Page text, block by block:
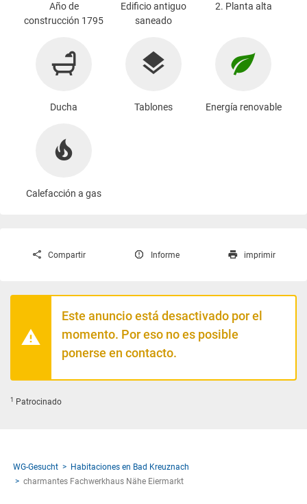
Año de
construcción 1795
Edificio antiguo
saneado
2. Planta alta
Ducha Tablones Energía renovable
Calefacción a gas
Compartir Informe imprimir
Este anuncio está desactivado por el
momento. Por eso no es posible
ponerse en contacto.
1 Patrocinado
WG-Gesucht
Habitaciones en Bad Kreuznach
charmantes Fachwerkhaus Nähe Eiermarkt